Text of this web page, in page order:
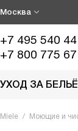
Москва
+7 495 540
+7 800 775 67
УХОД ЗА
Miele Моющие и